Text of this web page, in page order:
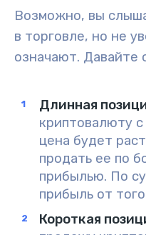
Возможно, вы
в торговле, но не
означают. Давайте
Длинная
криптовалюту
цена будет
продать ее по
прибылью. По
прибыль от
Короткая